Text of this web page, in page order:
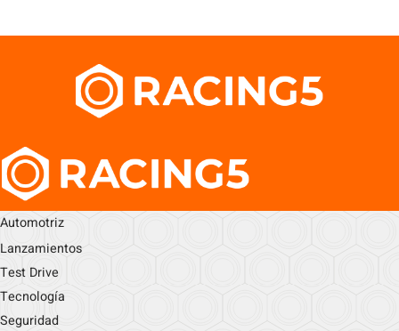
Automotriz
Lanzamientos
Test Drive
Tecnología
Seguridad